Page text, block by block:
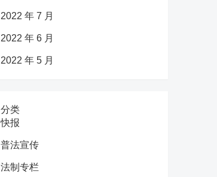
2022 年 7 月
2022 年 6 月
2022 年 5 月
分类
快报
普法宣传
法制专栏